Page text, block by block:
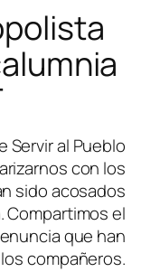
Servir al Pueblo
con los
sido acosados
Compartimos el
que han
compañeros.